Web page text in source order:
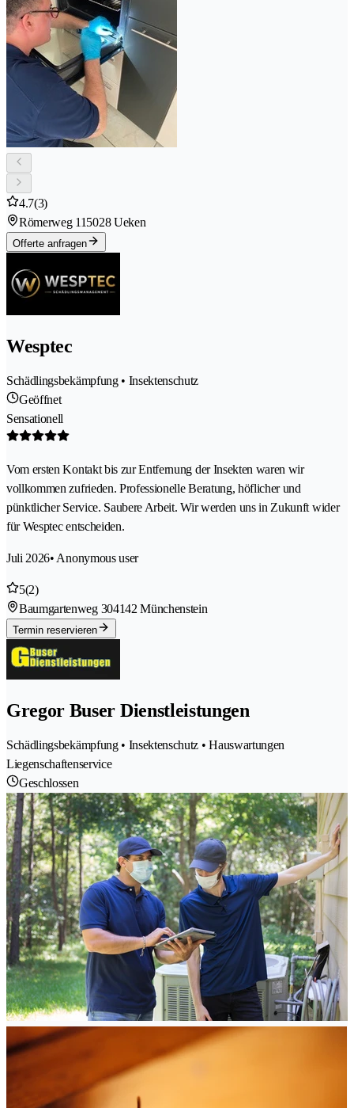
4.7(3)
Römerweg 115028 Ueken
Offerte anfragen
Wesptec
Schädlingsbekämpfung • Insektenschutz
Geöffnet
Sensationell
Vom ersten Kontakt bis zur Entfernung der Insekten waren wir
vollkommen zufrieden. Professionelle Beratung, höflicher und
pünktlicher Service. Saubere Arbeit. Wir werden uns in Zukunft wider
für Wesptec entscheiden.
Juli 2026• Anonymous user
5(2)
Baumgartenweg 304142 Münchenstein
Termin reservieren
Gregor Buser Dienstleistungen
Schädlingsbekämpfung • Insektenschutz • Hauswartungen
Liegenschaftenservice
Geschlossen